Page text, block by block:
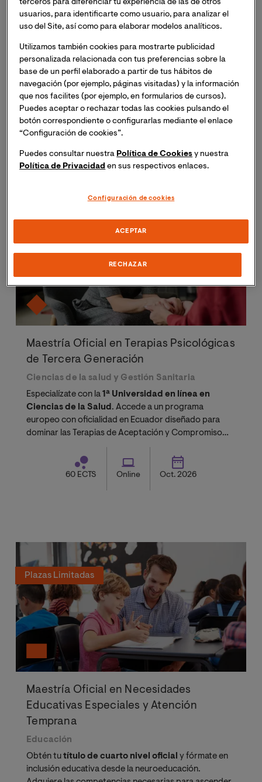
de Conducta en la Escuela
Ciencias de la salud y Gestión Sanitaria
Título Oficial Europeo. Especialízate formándote
en la primera universidad online que brinda un
posgrado enfocado en la prevención de
conflictos en el comportamiento escolar.
60 ECTS Online
Maestría Oficial en Terapias Psicológicas
de Tercera Generación
Ciencias de la salud y Gestión Sanitaria
Especialízate con la1ª Universidad en línea en
Ciencias de la Salud. Accede a un programa
europeo con oficialidad en Ecuador diseñado para
dominar las Terapias de Aceptación y Compromiso
(ACT) y otros modelos contextuales de vanguardia.
60 ECTS Online Oct. 2026
Plazas Limitadas
Maestría Oficial en Necesidades
Educativas Especiales y Atención
Temprana
Educación
Obtén tutítulo de cuarto nivel oficial y fórmate en
inclusión educativa desde la neuroeducación.
terceros para diferenciar tu experiencia de las de otros
usuarios, para identificarte como usuario, para analizar el
uso del Site, así como para elaborar modelos analíticos.
Utilizamos también cookies para mostrarte publicidad
personalizada relacionada con tus preferencias sobre la
base de un perfil elaborado a partir de tus hábitos de
navegación (por ejemplo, páginas visitadas) y la información
que nos facilites (por ejemplo, en formularios de cursos).
Puedes aceptar o rechazar todas las cookies pulsando el
botón correspondiente o configurarlas mediante el enlace
“Configuración de cookies”.
Puedes consultar nuestra Política de Cookies y nuestra
Política de Privacidad en sus respectivos enlaces.
Configuración de cookies
RECHAZAR
ACEPTAR